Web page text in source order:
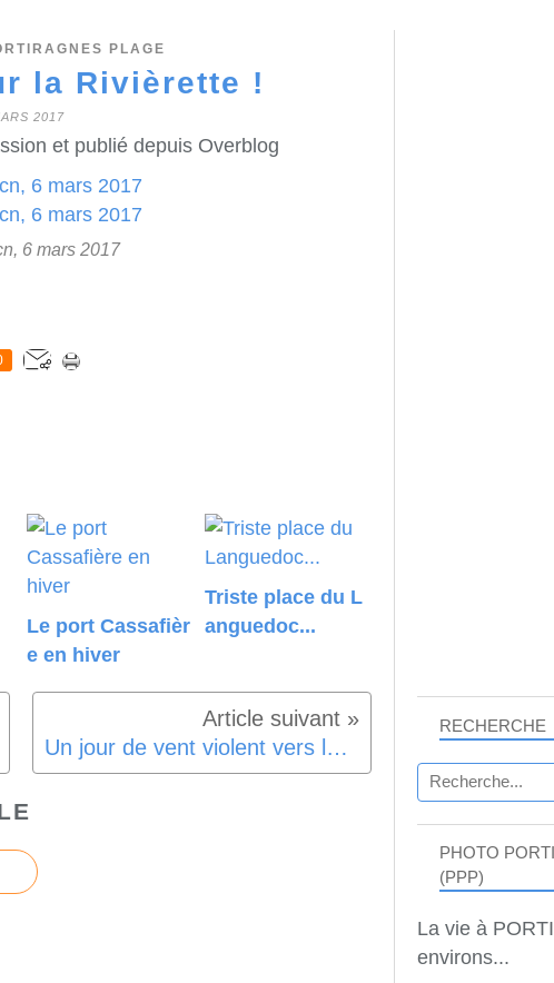
PLAGE
la Rivièrette !
2017
et publié depuis Overblog
6 mars 2017
Le port Cassafièr
e en hiver
Triste place du L
anguedoc...
Un jour de vent violent vers le Grau d'Agde et la Tamarissière ...
RECHERCHE
PHOTO
(PPP)
La vie à
environs...